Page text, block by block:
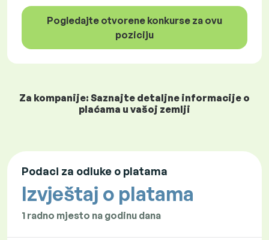
Pogledajte otvorene konkurse za ovu
poziciju
Za kompanije: Saznajte detaljne informacije o
plaćama u vašoj zemlji
Podaci za odluke o platama
Izvještaj o platama
1 radno mjesto na godinu dana